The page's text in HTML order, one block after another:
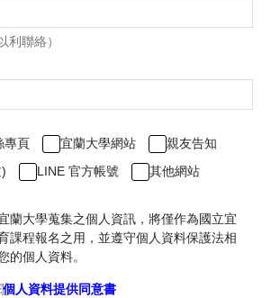
利聯絡）
專頁
宜蘭大學網站
親友告知
LINE 官方帳號
其他網站
蘭大學蒐集之個人資訊，將僅作為國立宜
課程報名之用，並遵守個人資料保護法相
的個人資料。
個人資料提供同意書